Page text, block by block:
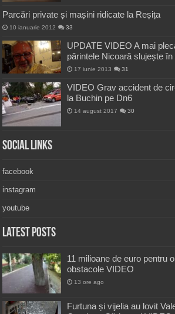
Parcări private și mașini ridicate la Reșița
10 ianuarie 2012 33
UPDATE VIDEO A mai
părintele Nicoară slujește în
17 iunie 2013 31
VIDEO Grav accident de
la Buchin pe Dn6
14 august 2017 30
Social Links
facebook
instagram
youtube
Latest Posts
11 milioane de euro pentru
obstacole VIDEO
13 ore ago
Furtuna și vijelia au lovit